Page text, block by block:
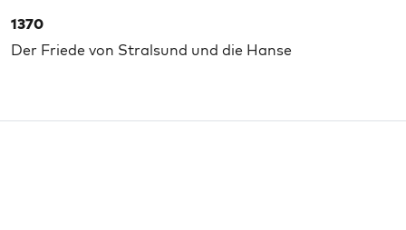
1370
Der Friede von Stralsund und die Hanse